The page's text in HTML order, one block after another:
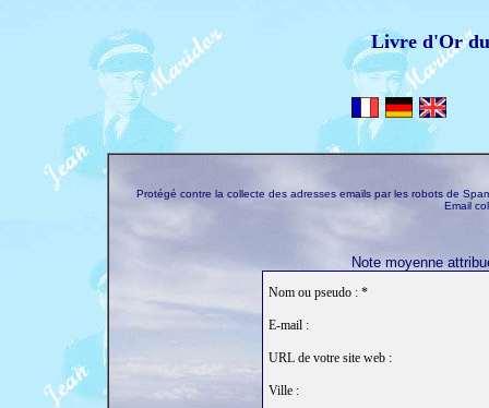
Livre d'Or
Protégé contre la collecte des adresses emails par les robots de
Email
Note moyenne
Nom ou pseudo : *
E-mail :
URL de votre site web :
Ville :